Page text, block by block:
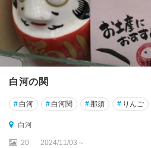
白河の関
# 白河 # 白河関 #那須 # りんご
白河
20 2024/11/03～